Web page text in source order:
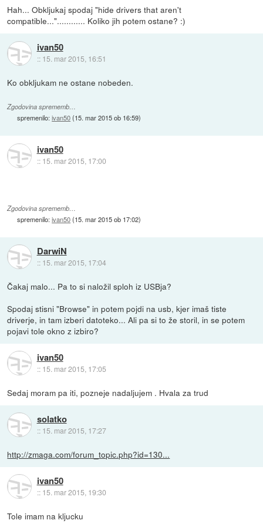
Hah... Obkljukaj spodaj "hide drivers that aren't
compatible..."............ Koliko jih potem ostane? :)
ivan50
:: 15. mar 2015, 16:51
Ko obkljukam ne ostane nobeden.
Zgodovina sprememb…
spremenilo:ivan50(15. mar 2015 ob 16:59)
ivan50
:: 15. mar 2015, 17:00
Zgodovina sprememb…
spremenilo:ivan50(15. mar 2015 ob 17:02)
DarwiN
:: 15. mar 2015, 17:04
Čakaj malo... Pa to si naložil sploh iz USBja?
Spodaj stisni "Browse" in potem pojdi na usb, kjer imaš tiste
driverje, in tam izberi datoteko... Ali pa si to že storil, in se potem
pojavi tole okno z izbiro?
ivan50
:: 15. mar 2015, 17:05
Sedaj moram pa iti, pozneje nadaljujem . Hvala za trud
solatko
:: 15. mar 2015, 17:27
http://zmaga.com/forum_topic.php?id=130...
ivan50
:: 15. mar 2015, 19:30
Tole imam na kljucku